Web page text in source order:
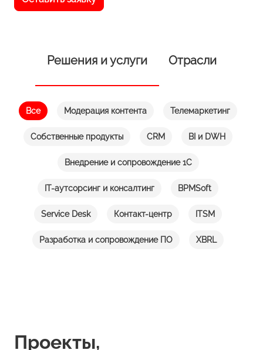
Решения и услуги Отрасли
Все Модерация контента Телемаркетинг
Собственные продукты CRM BI и DWH
Внедрение и сопровождение 1С
IT-аутсорсинг и консалтинг BPMSoft
Service Desk Контакт-центр ITSM
Разработка и сопровождение ПО XBRL
Проекты,